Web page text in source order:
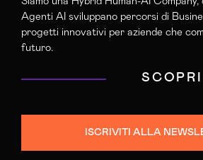
Agenti AI sviluppano percorsi di
progetti innovativi per aziende che
futuro.
ISCRIVITI ALLA